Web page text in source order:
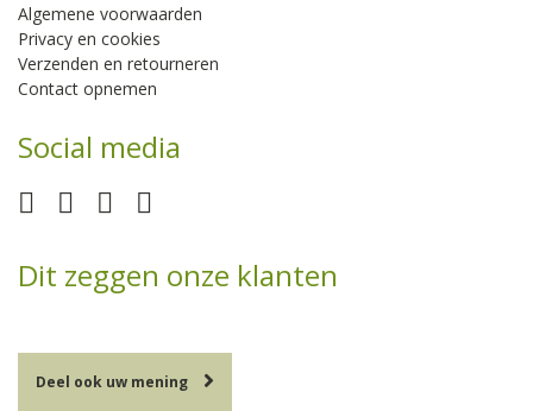
Algemene voorwaarden
Privacy en cookies
Verzenden en retourneren
Contact opnemen
Social media
Dit zeggen onze klanten
Deel ook uw mening